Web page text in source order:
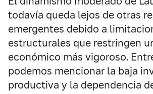
todavía queda lejos de otras
emergentes debido a
estructurales que restringen
económico más vigoroso.
podemos mencionar la baja
productiva y la dependencia